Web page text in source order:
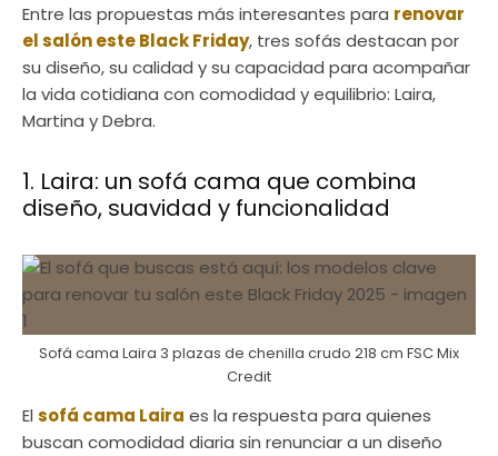
Entre las propuestas más interesantes para renovar
el salón este Black Friday, tres sofás destacan por
su diseño, su calidad y su capacidad para acompañar
la vida cotidiana con comodidad y equilibrio: Laira,
Martina y Debra.
1. Laira: un sofá cama que combina
diseño, suavidad y funcionalidad
Sofá cama Laira 3 plazas de chenilla crudo 218 cm FSC Mix
Credit
El sofá cama Laira es la respuesta para quienes
buscan comodidad diaria sin renunciar a un diseño